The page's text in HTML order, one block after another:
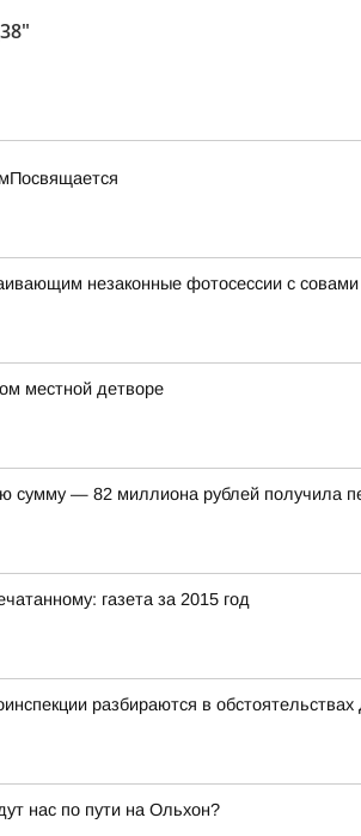
незаконные фотосессии с
местной детворе
сумму — 82 миллиона рублей получила
газета за 2015 год
разбираются в
нас по пути на Ольхон?